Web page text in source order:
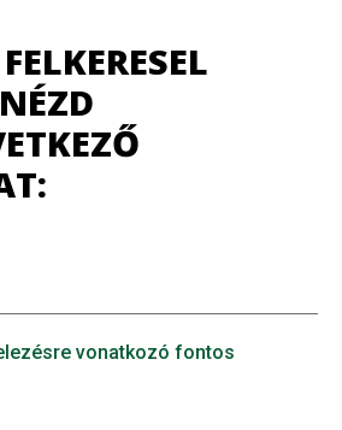
vonatkozó fontos